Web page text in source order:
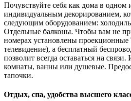
Почувствуйте себя как дома в одном
индивидуальным декорированием,
следующим оборудованием:
Отдельные балконы. Чтобы вам не
номерах установлены
телевидение), а бесплатный
позволит всегда оставаться на
комнаты, ванны или душевые.
тапочки.
Отдых, спа, удобства высшего